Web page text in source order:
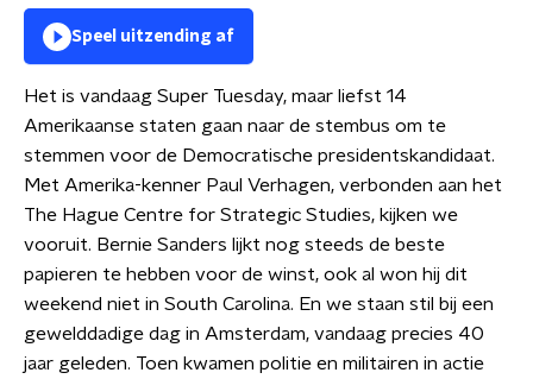
Speel uitzending af
Het is vandaag Super Tuesday, maar liefst 14
Amerikaanse staten gaan naar de stembus om te
stemmen voor de Democratische presidentskandidaat.
Met Amerika-kenner Paul Verhagen, verbonden aan het
The Hague Centre for Strategic Studies, kijken we
vooruit. Bernie Sanders lijkt nog steeds de beste
papieren te hebben voor de winst, ook al won hij dit
weekend niet in South Carolina. En we staan stil bij een
gewelddadige dag in Amsterdam, vandaag precies 40
jaar geleden. Toen kwamen politie en militairen in actie